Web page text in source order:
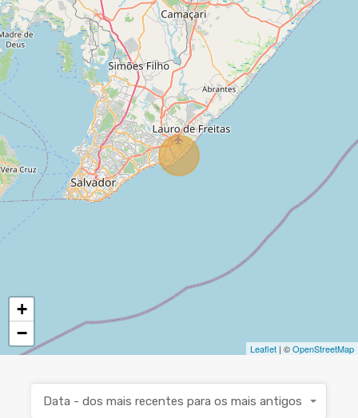
+
−
Leaflet | ©OpenStreetMap
Data - dos mais recentes para os mais antigos